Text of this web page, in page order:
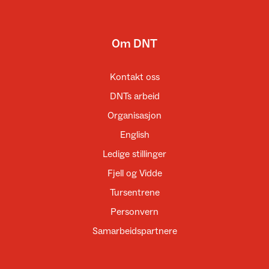
Om DNT
Kontakt oss
DNTs arbeid
Organisasjon
English
Ledige stillinger
Fjell og Vidde
Tursentrene
Personvern
Samarbeidspartnere